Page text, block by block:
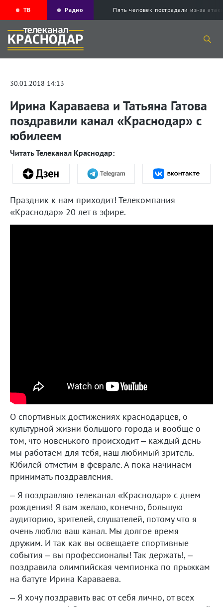
ТВ Радио Пять человек пострадали из-за
30.01.2018 14:13
Ирина Караваева и Татьяна Гатова
поздравили канал «Краснодар» с
юбилеем
Читать Телеканал Краснодар:
Праздник к нам приходит! Телекомпания
«Краснодар» 20 лет в эфире.
О спортивных достижениях краснодарцев, о
культурной жизни большого города и вообще о
том, что новенького происходит – каждый день
мы работаем для тебя, наш любимый зритель.
Юбилей отметим в феврале. А пока начинаем
принимать поздравления.
– Я поздравляю телеканал «Краснодар» с днем
рождения! Я вам желаю, конечно, большую
аудиторию, зрителей, слушателей, потому что я
очень люблю ваш канал. Мы долгое время
дружим. И так как вы освещаете спортивные
события – вы профессионалы! Так держать!, –
поздравила олимпийская чемпионка по прыжкам
на батуте Ирина Караваева.
– Я хочу поздравить вас от себя лично, от всех